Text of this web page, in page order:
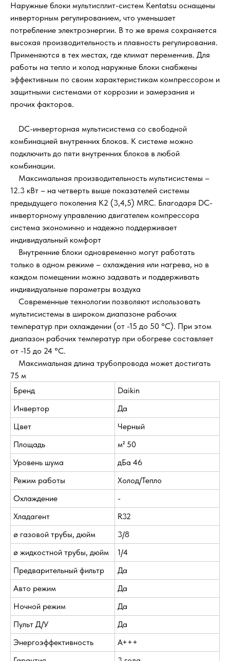
Наружные блоки мультисплит-систем Kentatsu оснащены
инверторным регулированием, что уменьшает
потребление электроэнергии. В то же время сохраняется
высокая производительность и плавность регулирования.
Применяются в тех местах, где климат переменчив. Для
работы на тепло и холод наружные блоки снабжены
эффективным по своим характеристикам компрессором и
защитными системами от коррозии и замерзания и
прочих факторов.
DC-инверторная мультисистема со свободной
комбинацией внутренних блоков. К системе можно
подключить до пяти внутренних блоков в любой
комбинации.
Максимальная производительность мультисистемы –
12.3 кВт – на четверть выше показателей системы
предыдущего поколения K2 (3,4,5) MRC. Благодаря DC-
инверторному управлению двигателем компрессора
система экономично и надежно поддерживает
индивидуальный комфорт
Внутренние блоки одновременно могут работать
только в одном режиме – охлаждения или нагрева, но в
каждом помещении можно задавать и поддерживать
индивидуальные параметры воздуха
Современные технологии позволяют использовать
мультисистемы в широком диапазоне рабочих
температур при охлаждении (от -15 до 50 °С). При этом
диапазон рабочих температур при обогреве составляет
от -15 до 24 °С.
Максимальная длина трубопровода может достигать
75 м
Бренд
Daikin
Инвертор
Да
Цвет
Черный
Площадь
м² 50
Уровень шума
дБа 46
Режим работы
Холод/Тепло
Охлаждение
-
Хладагент
R32
ø газовой трубы, дюйм
3/8
ø жидкостной трубы, дюйм
1/4
Предварительный фильтр
Да
Авто режим
Да
Ночной режим
Да
Пульт Д/У
Да
Энергоэффективность
A+++